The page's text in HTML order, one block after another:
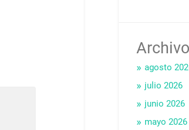
agosto
julio 2026
junio 2026
mayo 2026